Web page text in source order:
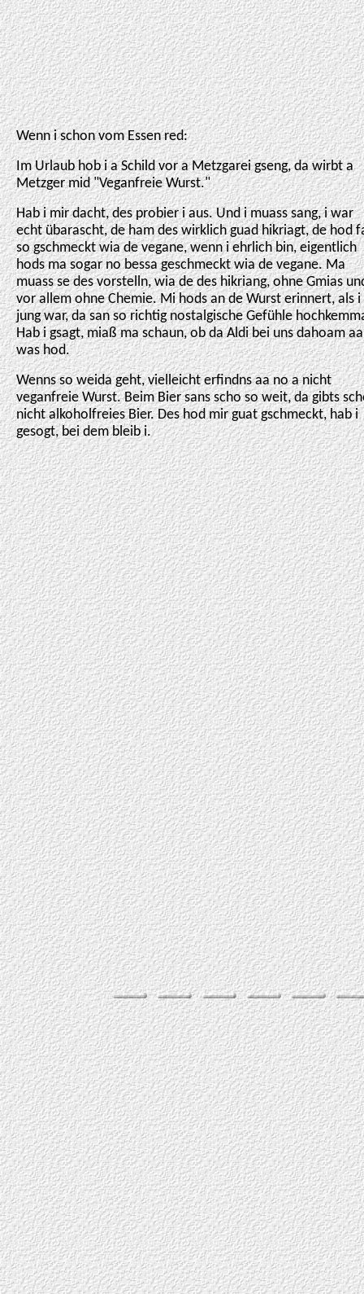
Wenn i schon vom Essen red:
Im Urlaub hob i a Schild vor a Metzgarei gseng, da wirbt a
Metzger mid "Veganfreie Wurst."
Hab i mir dacht, des probier i aus. Und i muass sang, i war
echt übarascht, de ham des wirklich guad hikriagt, de hod
so gschmeckt wia de vegane, wenn i ehrlich bin, eigentlich
hods ma sogar no bessa geschmeckt wia de vegane. Ma
muass se des vorstelln, wia de des hikriang, ohne Gmias
vor allem ohne Chemie. Mi hods an de Wurst erinnert, als i
jung war, da san so richtig nostalgische Gefühle
Hab i gsagt, miaß ma schaun, ob da Aldi bei uns dahoam
was hod.
Wenns so weida geht, vielleicht erfindns aa no a nicht
veganfreie Wurst. Beim Bier sans scho so weit, da gibts
nicht alkoholfreies Bier. Des hod mir guat gschmeckt, hab i
gesogt, bei dem bleib i.